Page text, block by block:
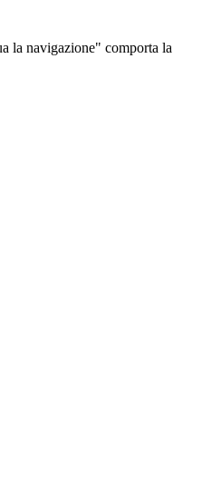
la navigazione" comporta la